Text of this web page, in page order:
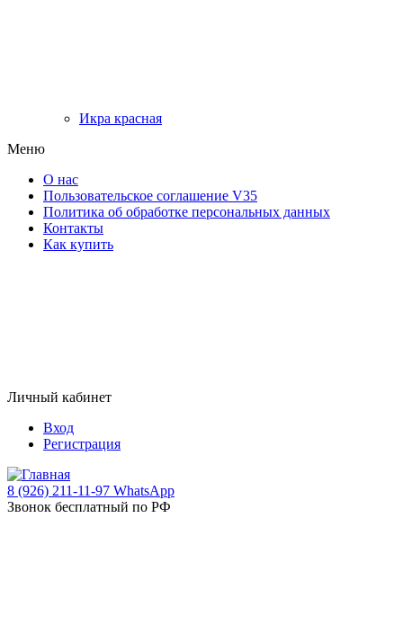
Икра красная
Меню
О нас
Пользовательское соглашение V35
Политика об обработке персональных данных
Контакты
Как купить
Личный кабинет
Вход
Регистрация
8 (926) 211-11-97 WhatsApp
Звонок бесплатный по РФ